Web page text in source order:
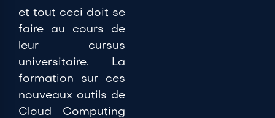
et tout ceci doit se
faire au cours de
leur cursus
universitaire. La
formation sur ces
nouveaux outils de
Cloud Computing